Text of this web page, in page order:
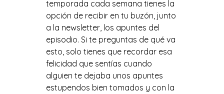
temporada cada semana tienes la
opción de recibir en tu buzón, junto
a la newsletter, los apuntes del
episodio. Si te preguntas de qué va
esto, solo tienes que recordar esa
felicidad que sentías cuando
alguien te dejaba unos apuntes
estupendos bien tomados y con la